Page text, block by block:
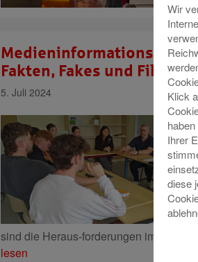
Fakten, Fakes und
5. Juli 2024
sind die Heraus-forderungen im
lesen
Wir
Klick
Ihrer
diese